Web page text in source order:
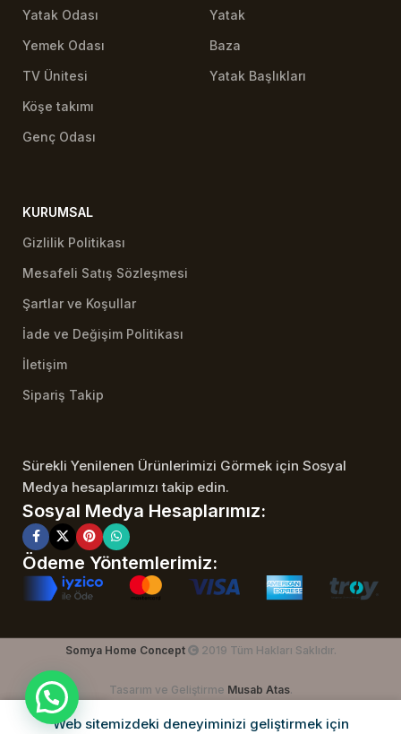
Yatak Odası
Yemek Odası
TV Ünitesi
Köşe takımı
Genç Odası
Yatak
Baza
Yatak Başlıkları
KURUMSAL
Gizlilik Politikası
Mesafeli Satış Sözleşmesi
Şartlar ve Koşullar
İade ve Değişim Politikası
İletişim
Sipariş Takip
Sürekli Yenilenen Ürünlerimizi Görmek için Sosyal
Medya hesaplarımızı takip edin.
Sosyal Medya Hesaplarımız:
Ödeme Yöntemlerimiz:
Somya Home Concept 2019 Tüm Hakları Saklıdır.
Tasarım ve Geliştirme Musab Atas.
Web sitemizdeki deneyiminizi geliştirmek için